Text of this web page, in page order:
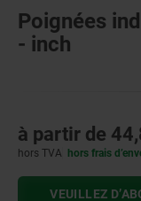
Poignées
- inch
à partir de
hors TVA hors frais
VEUILLEZ